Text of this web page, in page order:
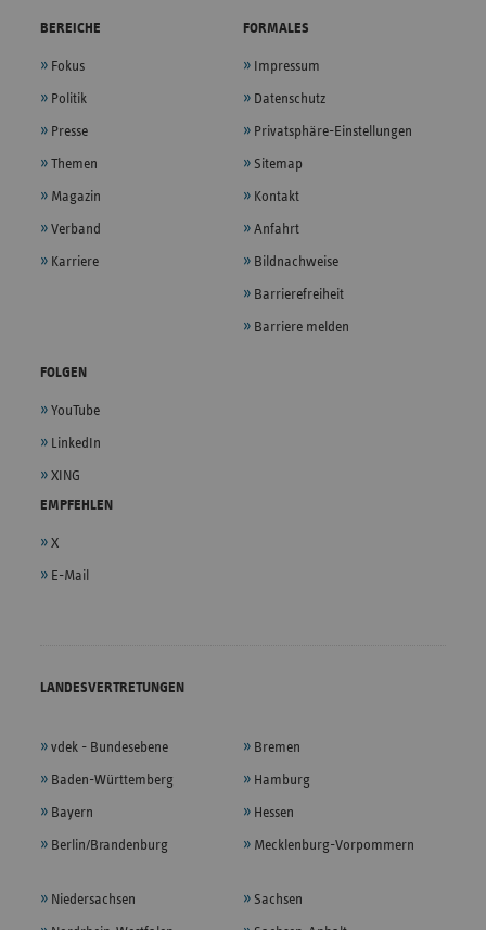
BEREICHE
Fokus
Politik
Presse
Themen
Magazin
Verband
Karriere
FORMALES
Impressum
Datenschutz
Privatsphäre-Einstellungen
Sitemap
Kontakt
Anfahrt
Bildnachweise
Barrierefreiheit
Barriere melden
FOLGEN
YouTube
LinkedIn
XING
EMPFEHLEN
X
E-Mail
LANDESVERTRETUNGEN
vdek - Bundesebene
Baden-Württemberg
Bayern
Berlin/Brandenburg
Bremen
Hamburg
Hessen
Mecklenburg-Vorpommern
Niedersachsen Sachsen